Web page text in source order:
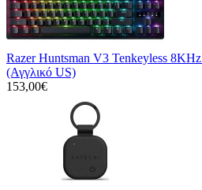
Razer Huntsman V3 Tenkeyless
(Αγγλικό US)
153,00€